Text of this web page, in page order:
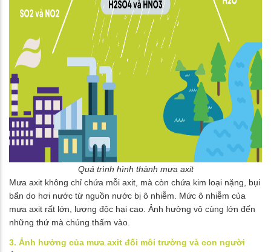
Quá trình hình thành mưa axit
Mưa axit không chỉ chứa mỗi axit, mà còn chứa kim loại nặng, bụi
bẩn do hơi nước từ nguồn nước bị ô nhiễm. Mức ô nhiễm của
mưa axit rất lớn, lượng độc hại cao. Ảnh hưởng vô cùng lớn đến
những thứ mà chúng thấm vào.
3. Ảnh hưởng của mưa axit đối môi trường và con người